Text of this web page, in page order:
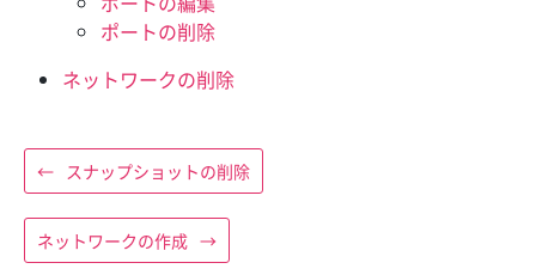
ポートの削除
ネットワークの削除
← スナップショットの削除
ネットワークの作成 →